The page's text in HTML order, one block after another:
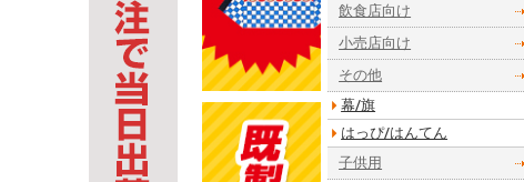
飲食店向け
小売店向け
その他
幕/旗
はっぴ/はんてん
子供用